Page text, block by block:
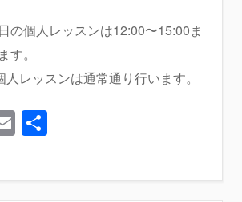
の個人レッスンは12:00〜15:00ま
す。
レッスンは通常通り行います。
Email